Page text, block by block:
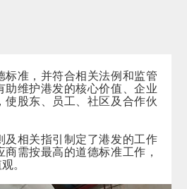
标准，并符合相关法例和监管
助维护港发的核心价值、企业
使股东、员工、社区及合作伙
及相关指引制定了港发的工作
需按最高的道德标准工作，
。